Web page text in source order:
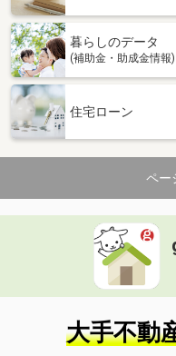
暮らしのデータ
(補助金・助成金情報)
住宅ローン
ペー
大手不動